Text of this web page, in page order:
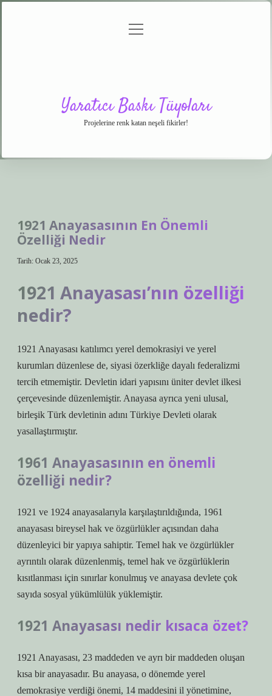
menüyü
Yaratıcı Baskı Tüyoları
Projelerine renk katan neşeli fikirler!
1921 Anayasasının En Önemli
Özelliği Nedir
Tarih: Ocak 23, 2025
1921 Anayasası’nın özelliği
nedir?
1921 Anayasası katılımcı yerel demokrasiyi ve yerel
kurumları düzenlese de, siyasi özerkliğe dayalı federalizmi
tercih etmemiştir. Devletin idari yapısını üniter devlet ilkesi
çerçevesinde düzenlemiştir. Anayasa ayrıca yeni ulusal,
birleşik Türk devletinin adını Türkiye Devleti olarak
yasallaştırmıştır.
1961 Anayasasının en önemli
özelliği nedir?
1921 ve 1924 anayasalarıyla karşılaştırıldığında, 1961
anayasası bireysel hak ve özgürlükler açısından daha
düzenleyici bir yapıya sahiptir. Temel hak ve özgürlükler
ayrıntılı olarak düzenlenmiş, temel hak ve özgürlüklerin
kısıtlanması için sınırlar konulmuş ve anayasa devlete çok
sayıda sosyal yükümlülük yüklemiştir.
1921 Anayasası nedir kısaca özet?
1921 Anayasası, 23 maddeden ve ayrı bir maddeden oluşan
kısa bir anayasadır. Bu anayasa, o dönemde yerel
demokrasiye verdiği önemi, 14 maddesini il yönetimine,